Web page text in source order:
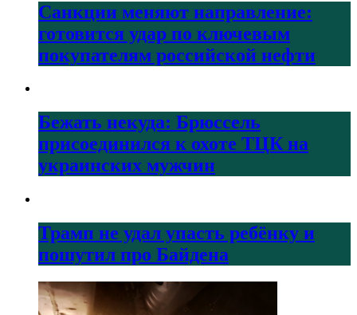
Санкции меняют направление:
готовится удар по ключевым
покупателям российской нефти
Бежать некуда: Брюссель
присоединился к охоте ТЦК на
украинских мужчин
Трамп не удал упасть ребёнку и
пошутил про Байдена